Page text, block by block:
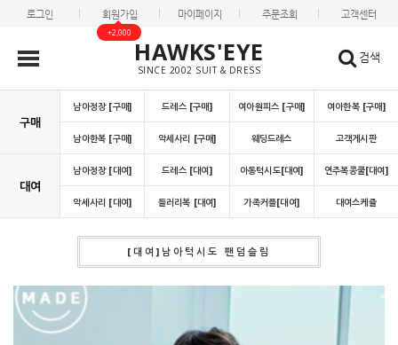
로그인 회원가입
+2,000
마이페이지 주문조회 고객센터
HAWKS'EYE
SINCE 2002 SUIT & DRESS
검색
구매
남아정장 [구매] 드레스 [구매] 여아원피스 [구매] 여아한복 [구매]
남아한복 [구매] 악세사리 [구매] 웨딩드레스 고객게시판
대여
남아정장 [대여] 드레스 [대여] 아동턱시도[대여] 연주복콩쿨[대여]
악세사리 [대여] 들러리복 [대여] 가족커플[대여] 대여스케쥴
[대여]남아턱시도 팬덤슬림